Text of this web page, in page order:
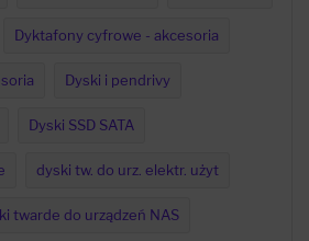
Dyktafony cyfrowe - akcesoria
Dyski i pendrivy
Dyski SSD SATA
dyski tw. do urz. elektr. użyt
twarde do urządzeń NAS